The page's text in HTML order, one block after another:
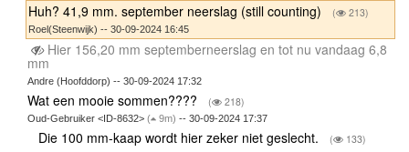
Huh? 41,9 mm. september neerslag (still counting) ( 213)
Roel(Steenwijk) -- 30-09-2024 16:45
Hier 156,20 mm septemberneerslag en tot nu vandaag 6,8
mm
Andre (Hoofddorp) -- 30-09-2024 17:32
Wat een mooie sommen???? ( 218)
Oud-Gebruiker <ID-8632> ( 9m) -- 30-09-2024 17:37
Die 100 mm-kaap wordt hier zeker niet geslecht. ( 133)